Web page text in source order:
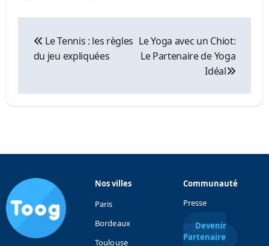
l’article
Le Tennis : les règles
du jeu expliquées
Le Yoga avec un Chiot:
Le Partenaire de Yoga
Idéal
Nos villes
Paris
Bordeaux
Toulouse
Communauté
Presse
Devenir
Partenaire